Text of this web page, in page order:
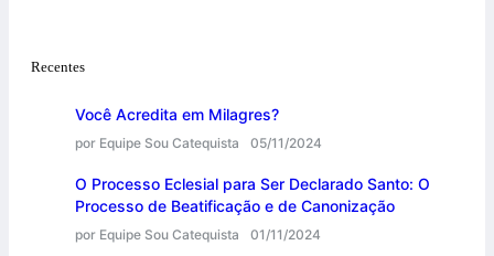
Recentes
Você Acredita em Milagres?
por Equipe Sou Catequista 05/11/2024
O Processo Eclesial para Ser Declarado Santo: O
Processo de Beatificação e de Canonização
por Equipe Sou Catequista 01/11/2024